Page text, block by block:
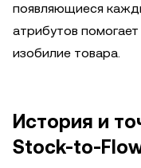
появляющиеся
атрибутов
изобилие товара.
История и
Stock-to-